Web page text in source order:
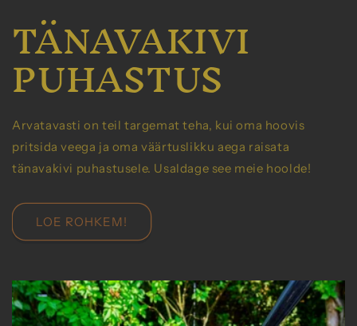
TÄNAVAKIVI
PUHASTUS
Arvatavasti on teil targemat teha, kui oma hoovis
pritsida veega ja oma väärtuslikku aega raisata
tänavakivi puhastusele. Usaldage see meie hoolde!
LOE ROHKEM!